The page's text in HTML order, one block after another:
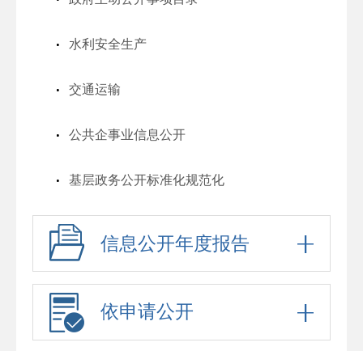
水利安全生产
交通运输
公共企事业信息公开
基层政务公开标准化规范化
信息公开年度报告
依申请公开